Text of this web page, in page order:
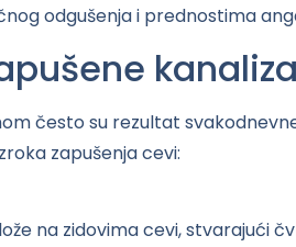
odgušenja i prednostima
često su rezultat
zapušenja cevi:
na zidovima cevi, stvarajući